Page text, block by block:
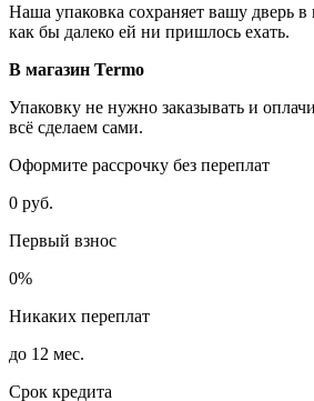
Наша упаковка сохраняет вашу дверь
как бы далеко ей ни пришлось ехать.
В магазин Termo
Упаковку не нужно заказывать и
всё сделаем сами.
Оформите рассрочку без переплат
0 руб.
Первый взнос
0%
Никаких переплат
до 12 мес.
Срок кредита